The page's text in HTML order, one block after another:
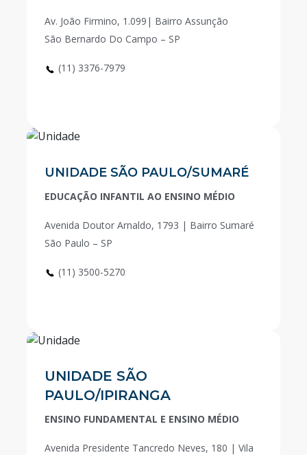
Av. João Firmino, 1.099| Bairro Assunção
São Bernardo Do Campo – SP
(11) 3376-7979
UNIDADE SÃO PAULO/SUMARÉ
EDUCAÇÃO INFANTIL AO ENSINO MÉDIO
Avenida Doutor Arnaldo, 1793 | Bairro Sumaré
São Paulo – SP
(11) 3500-5270
UNIDADE SÃO
PAULO/IPIRANGA
ENSINO FUNDAMENTAL E ENSINO MÉDIO
Avenida Presidente Tancredo Neves, 180 | Vila